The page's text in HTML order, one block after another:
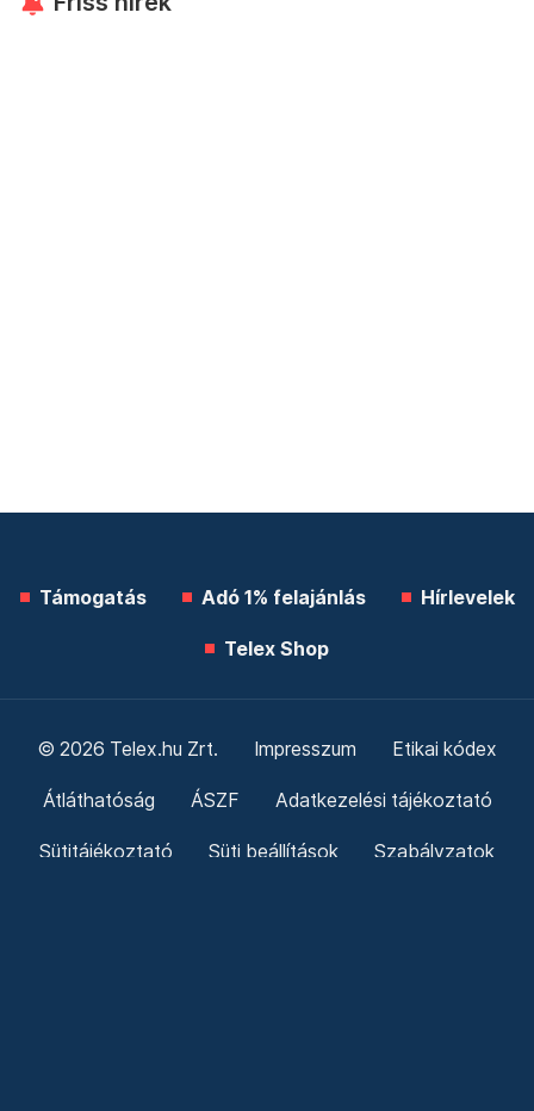
Támogatás Adó 1% felajánlás Hírlevelek
Telex Shop
© 2026 Telex.hu Zrt. Impresszum Etikai kódex
Átláthatóság ÁSZF Adatkezelési tájékoztató
Sütitájékoztató Süti beállítások Szabályzatok